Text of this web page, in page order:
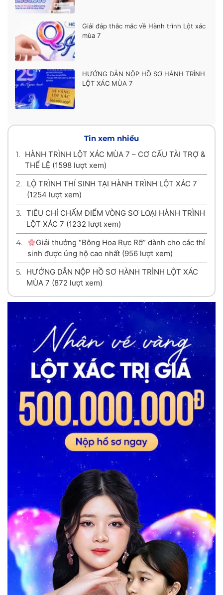
Giải đáp thắc mắc về Hành trình Lột xác
mùa 7
HƯỚNG DẪN NỘP HỒ SƠ HÀNH TRÌNH
LỘT XÁC MÙA 7
Tin xem nhiều
1. HÀNH TRÌNH LỘT XÁC MÙA 7 – CƠ CẤU TÀI TRỢ &
THỂ LỆ (1598 lượt xem)
2.
LỘ TRÌNH THÍ SINH TẠI HÀNH TRÌNH LỘT XÁC 7
(1254 lượt xem)
3. TIÊU CHÍ CHẤM ĐIỂM VÒNG SƠ LOẠI HÀNH TRÌNH
LỘT XÁC 7 (1232 lượt xem)
4.
Giải thưởng “Bông Hoa Rực Rỡ” dành cho các thí
sinh được ủng hộ cao nhất (956 lượt xem)
5. HƯỚNG DẪN NỘP HỒ SƠ HÀNH TRÌNH LỘT XÁC
MÙA 7 (872 lượt xem)